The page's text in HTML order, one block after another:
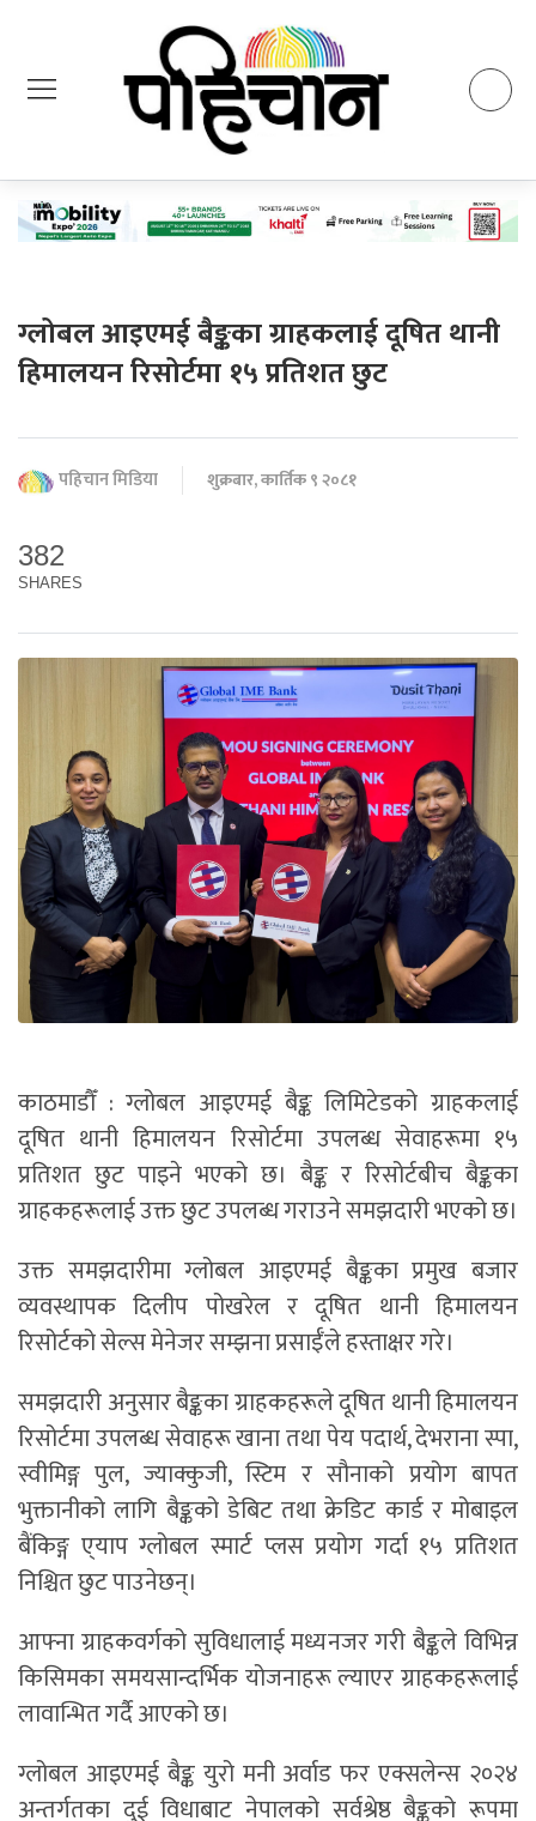
ग्लोबल आइएमई बैङ्कका ग्राहकलाई दूषित थानी
हिमालयन रिसोर्टमा १५ प्रतिशत छुट
पहिचान मिडिया शुक्रबार, कार्तिक ९ २०८१
382
SHARES
काठमाडौँ : ग्लोबल आइएमई बैङ्क लिमिटेडको ग्राहकलाई
दूषित थानी हिमालयन रिसोर्टमा उपलब्ध सेवाहरूमा १५
प्रतिशत छुट पाइने भएको छ। बैङ्क र रिसोर्टबीच बैङ्कका
ग्राहकहरूलाई उक्त छुट उपलब्ध गराउने समझदारी भएको छ।
उक्त समझदारीमा ग्लोबल आइएमई बैङ्कका प्रमुख बजार
व्यवस्थापक दिलीप पोखरेल र दूषित थानी हिमालयन
रिसोर्टको सेल्स मेनेजर सम्झना प्रसाईँले हस्ताक्षर गरे।
समझदारी अनुसार बैङ्कका ग्राहकहरूले दूषित थानी हिमालयन
रिसोर्टमा उपलब्ध सेवाहरू खाना तथा पेय पदार्थ, देभराना स्पा,
स्वीमिङ्ग पुल, ज्याक्कुजी, स्टिम र सौनाको प्रयोग बापत
भुक्तानीको लागि बैङ्कको डेबिट तथा क्रेडिट कार्ड र मोबाइल
बैंकिङ्ग ए्याप ग्लोबल स्मार्ट प्लस प्रयोग गर्दा १५ प्रतिशत
निश्चित छुट पाउनेछन्।
आफ्ना ग्राहकवर्गको सुविधालाई मध्यनजर गरी बैङ्कले विभिन्न
किसिमका समयसान्दर्भिक योजनाहरू ल्याएर ग्राहकहरूलाई
लावान्भित गर्दै आएको छ।
ग्लोबल आइएमई बैङ्क युरो मनी अर्वाड फर एक्सलेन्स २०२४
अन्तर्गतका दुई विधाबाट नेपालको सर्वश्रेष्ठ बैङ्कको रूपमा